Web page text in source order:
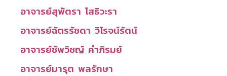
อาจารย์สุพัตรา โสธิวะรา
อาจารย์ฉัตรรัชดา วิโรจน์รัตน์
อาจารย์ชัพวิชญ์ คำภิรมย์
อาจารย์มารุต พลรักษา